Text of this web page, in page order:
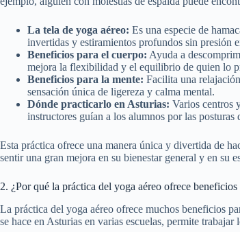
La tela de yoga aéreo: Es una especie de
invertidas y estiramientos profundos sin presión
Beneficios para el cuerpo: Ayuda a
mejora la flexibilidad y el equilibrio de quien lo
Beneficios para la mente: Facilita una
sensación única de ligereza y calma mental.
Dónde practicarlo en Asturias: Varios centros
instructores guían a los alumnos por las
Esta práctica ofrece una manera única y divertida de
sentir una gran mejora en su bienestar general y en su
2. ¿Por qué la práctica del yoga aéreo ofrece
La práctica del yoga aéreo ofrece muchos beneficios
se hace en Asturias en varias escuelas, permite